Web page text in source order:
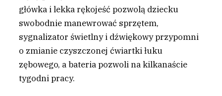
główka i lekka rękojeść pozwolą dziecku
swobodnie manewrować sprzętem,
sygnalizator świetlny i dźwiękowy przypomni
o zmianie czyszczonej ćwiartki łuku
zębowego, a bateria pozwoli na kilkanaście
tygodni pracy.